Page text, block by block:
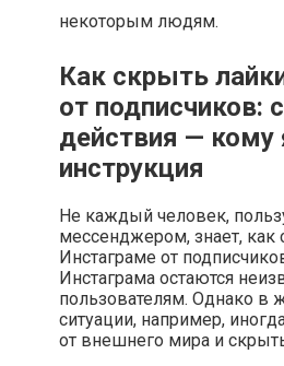
некоторым людям.
Как скрыть
от подписчиков:
действия — кому
инструкция
Не каждый человек,
мессенджером, знает, как
Инстаграме от
Инстаграма остаются
пользователям. Однако в
ситуации, например,
от внешнего мира и